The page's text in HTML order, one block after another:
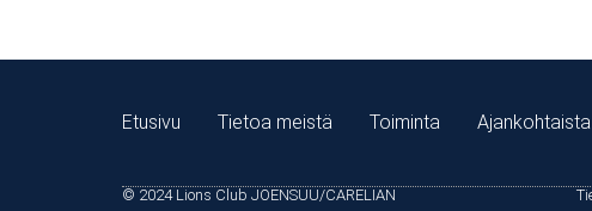
Etusivu Tietoa meistä Toiminta Ajankohtaista
© 2024 Lions Club JOENSUU/CARELIAN